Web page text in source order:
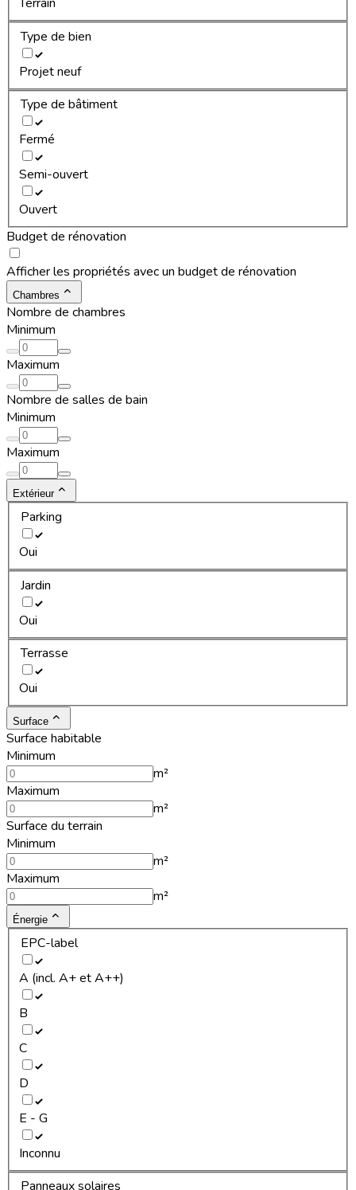
Type de bien
Projet neuf
Type de bâtiment
Fermé
Semi-ouvert
Ouvert
Budget de rénovation
Afficher les propriétés avec un budget de rénovation
Chambres
Nombre de chambres
Minimum
Maximum
Nombre de salles de bain
Minimum
Maximum
Extérieur
Parking
Oui
Jardin
Oui
Terrasse
Oui
Surface
Surface habitable
Minimum
m²
Maximum
m²
Surface du terrain
Minimum
m²
Maximum
m²
Énergie
EPC-label
A (incl. A+ et A++)
B
C
D
E - G
Inconnu
Panneaux solaires